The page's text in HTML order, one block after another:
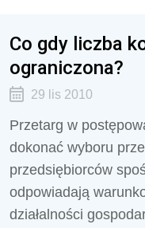
Co gdy liczba
ograniczona?
29 lis 2010
Przetarg w
dokonać wyboru
przedsiębiorców
odpowiadają
działalności